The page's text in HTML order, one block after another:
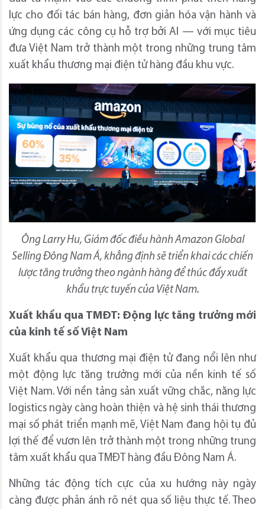
lực cho đối tác bán hàng, đơn giản hóa vận hành và
ứng dụng các công cụ hỗ trợ bởi AI — với mục tiêu
đưa Việt Nam trở thành một trong những trung tâm
xuất khẩu thương mại điện tử hàng đầu khu vực.
Ông Larry Hu, Giám đốc điều hành Amazon Global
Selling Đông Nam Á, khẳng định sẽ triển khai các chiến
lược tăng trưởng theo ngành hàng để thúc đẩy xuất
khẩu trực tuyến của Việt Nam.
Xuất khẩu qua TMĐT: Động lực tăng trưởng mới
của kinh tế số Việt Nam
Xuất khẩu qua thương mại điện tử đang nổi lên như
một động lực tăng trưởng mới của nền kinh tế số
Việt Nam. Với nền tảng sản xuất vững chắc, năng lực
logistics ngày càng hoàn thiện và hệ sinh thái thương
mại số phát triển mạnh mẽ, Việt Nam đang hội tụ đủ
lợi thế để vươn lên trở thành một trong những trung
tâm xuất khẩu qua TMĐT hàng đầu Đông Nam Á.
Những tác động tích cực của xu hướng này ngày
càng được phản ánh rõ nét qua số liệu thực tế. Theo